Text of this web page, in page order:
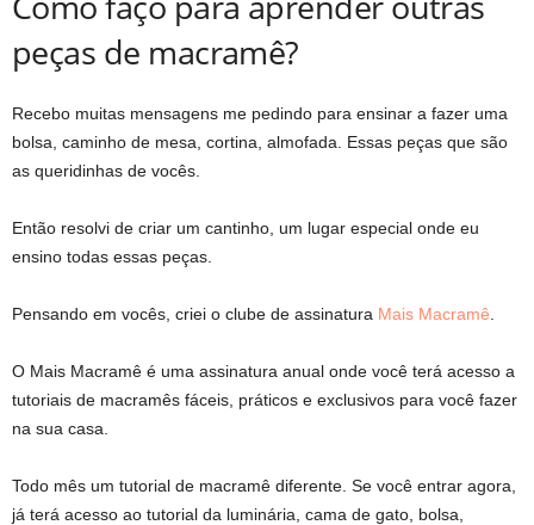
peças de macramê?
Recebo muitas mensagens me pedindo para ensinar a fazer uma
bolsa, caminho de mesa, cortina, almofada. Essas peças que são
as queridinhas de vocês.
Então resolvi de criar um cantinho, um lugar especial onde eu
ensino todas essas peças.
Pensando em vocês, criei o clube de assinatura Mais Macramê
O Mais Macramê é uma assinatura anual onde você terá acesso a
tutoriais de macramês fáceis, práticos e exclusivos para você fazer
na sua casa.
Todo mês um tutorial de macramê diferente. Se você entrar agora,
já terá acesso ao tutorial da luminária, cama de gato, bolsa,